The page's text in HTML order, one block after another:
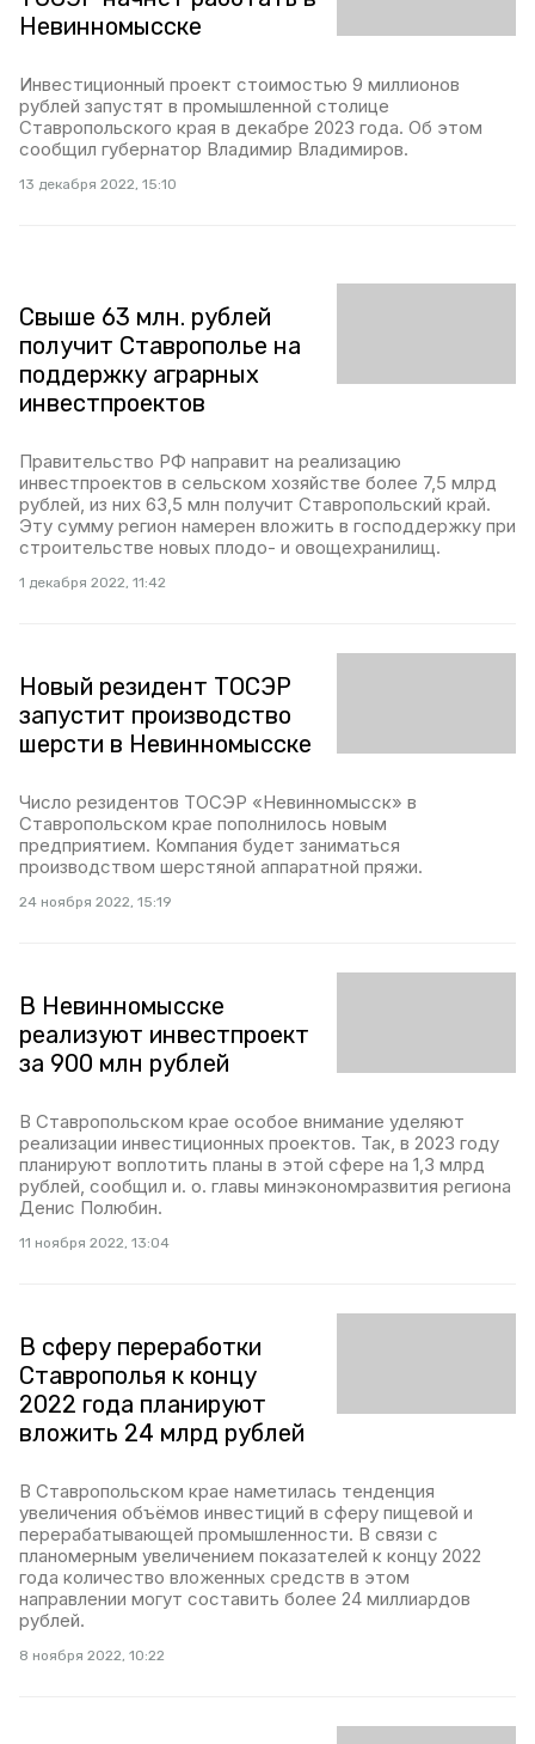
Невинномысске
Инвестиционный проект стоимостью 9 миллионов
рублей запустят в промышленной столице
Ставропольского края в декабре 2023 года. Об этом
сообщил губернатор Владимир Владимиров.
13 декабря 2022, 15:10
Свыше 63 млн. рублей
получит Ставрополье на
поддержку аграрных
инвестпроектов
Правительство РФ направит на реализацию
инвестпроектов в сельском хозяйстве более 7,5 млрд
рублей, из них 63,5 млн получит Ставропольский край.
Эту сумму регион намерен вложить в господдержку при
строительстве новых плодо- и овощехранилищ.
1 декабря 2022, 11:42
Новый резидент ТОСЭР
запустит производство
шерсти в Невинномысске
Число резидентов ТОСЭР «Невинномысск» в
Ставропольском крае пополнилось новым
предприятием. Компания будет заниматься
производством шерстяной аппаратной пряжи.
24 ноября 2022, 15:19
В Невинномысске
реализуют инвестпроект
за 900 млн рублей
В Ставропольском крае особое внимание уделяют
реализации инвестиционных проектов. Так, в 2023 году
планируют воплотить планы в этой сфере на 1,3 млрд
рублей, сообщил и. о. главы минэкономразвития региона
Денис Полюбин.
11 ноября 2022, 13:04
В сферу переработки
Ставрополья к концу
2022 года планируют
вложить 24 млрд рублей
В Ставропольском крае наметилась тенденция
увеличения объёмов инвестиций в сферу пищевой и
перерабатывающей промышленности. В связи с
планомерным увеличением показателей к концу 2022
года количество вложенных средств в этом
направлении могут составить более 24 миллиардов
рублей.
8 ноября 2022, 10:22